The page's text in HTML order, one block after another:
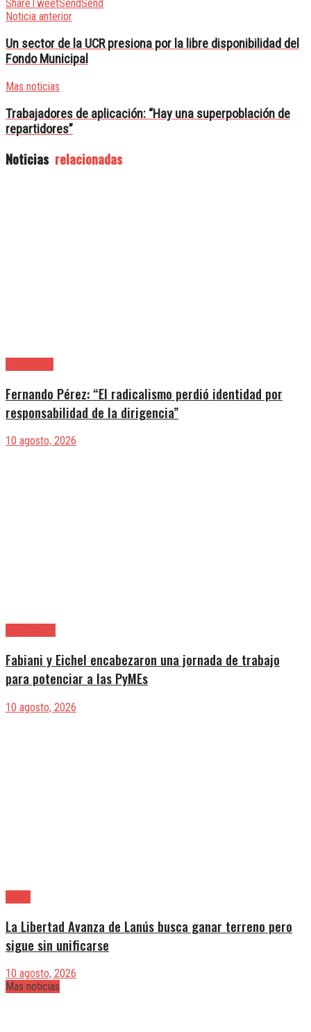
Share TweetSendSend
Noticia anterior
Un sector de la UCR presiona por la libre disponibilidad del
Fondo Municipal
Mas noticias
Trabajadores de aplicación: “Hay una superpoblación de
repartidores”
Noticias relacionadas
Fernando Pérez: “El radicalismo perdió identidad por
responsabilidad de la dirigencia”
10 agosto, 2026
Fabiani y Eichel encabezaron una jornada de trabajo
para potenciar a las PyMEs
10 agosto, 2026
La Libertad Avanza de Lanús busca ganar terreno pero
sigue sin unificarse
10 agosto, 2026
Mas noticias